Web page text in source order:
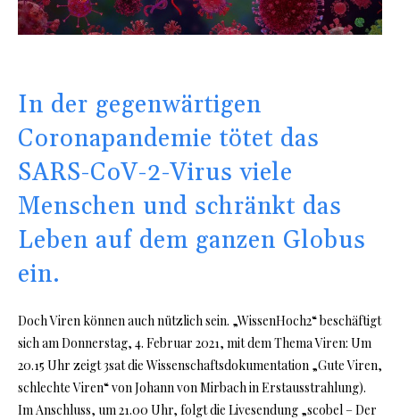
In der gegenwärtigen
Coronapandemie tötet das
SARS-CoV-2-Virus viele
Menschen und schränkt das
Leben auf dem ganzen Globus
ein.
Doch Viren können auch nützlich sein. „WissenHoch2“ beschäftigt
sich am Donnerstag, 4. Februar 2021, mit dem Thema Viren: Um
20.15 Uhr zeigt 3sat die Wissenschaftsdokumentation „Gute Viren,
schlechte Viren“ von Johann von Mirbach in Erstausstrahlung).
Im Anschluss, um 21.00 Uhr, folgt die Livesendung „scobel – Der